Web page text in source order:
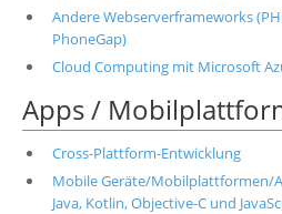
Andere Webserverframeworks
PhoneGap)
Cloud Computing mit Microsoft
Apps /
Cross-Plattform-Entwicklung
Mobile Geräte/Mobilplattformen/
Java, Kotlin, Objective-C und